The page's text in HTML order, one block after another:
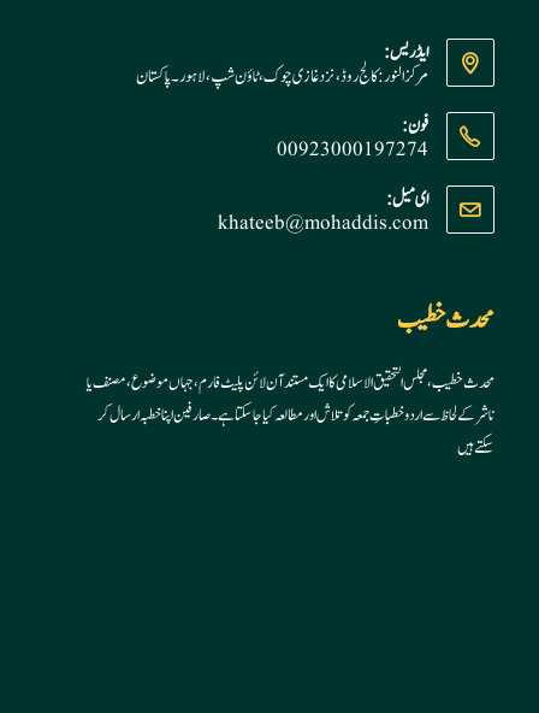
ایڈریس:
مرکز النور: کالج روڈ، نزد غازی چوک، ٹاؤن شپ، لاہور ۔ پاکستان
فون:
00923000197274
Opens
in
application
ای میل:
khateeb@mohaddis.com
Opens
محدث خطیب
محدث خطیب، مجلس التحقیق الاسلامی کا ایک مستند آن لائن پلیٹ فارم، جہاں موضوع، مصنف یا
ناشر کے لحاظ سے اردو خطباتِ جمعہ کو تلاش اور مطالعہ کیا جا سکتا ہے۔ صارفین اپنا خطبہ ارسال کر
سکتے ہیں